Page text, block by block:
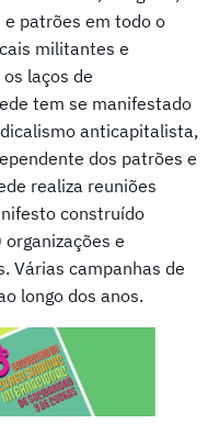
patrões em todo o
militantes e
laços de
tem se manifestado
anticapitalista,
dos patrões e
realiza reuniões
construído
e
Várias campanhas de
longo dos anos.